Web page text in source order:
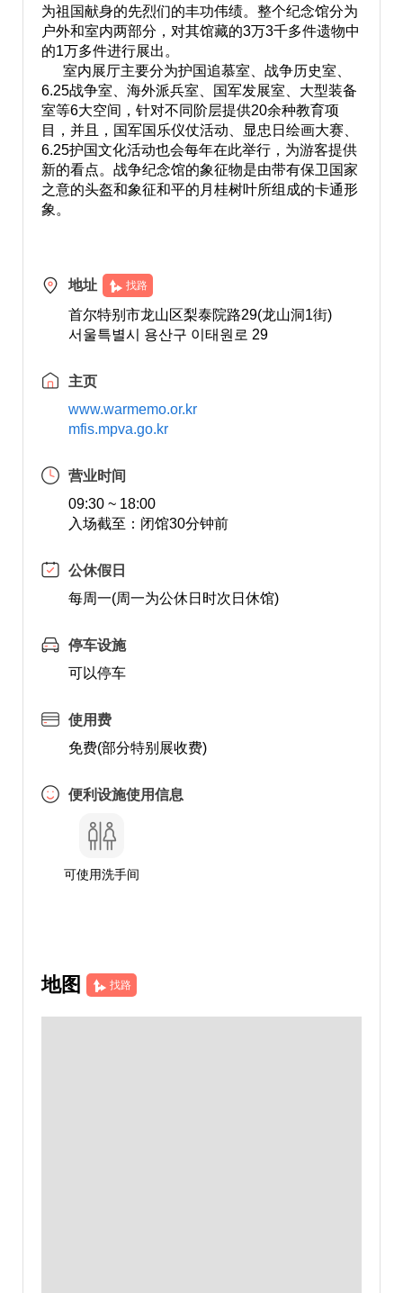
为祖国献身的先烈们的丰功伟绩。整个纪念馆分为
户外和室内两部分，对其馆藏的3万3千多件遗物中
的1万多件进行展出。
室内展厅主要分为护国追慕室、战争历史室、
6.25战争室、海外派兵室、国军发展室、大型装备
室等6大空间，针对不同阶层提供20余种教育项
目，并且，国军国乐仪仗活动、显忠日绘画大赛、
6.25护国文化活动也会每年在此举行，为游客提供
新的看点。战争纪念馆的象征物是由带有保卫国家
之意的头盔和象征和平的月桂树叶所组成的卡通形
象。
地址 找路
首尔特别市龙山区梨泰院路29(龙山洞1街)
서울특별시 용산구 이태원로 29
主页
www.warmemo.or.kr
mfis.mpva.go.kr
营业时间
09:30 ~ 18:00
入场截至：闭馆30分钟前
公休假日
每周一(周一为公休日时次日休馆)
停车设施
可以停车
使用费
免费(部分特别展收费)
便利设施使用信息
可使用洗手间
地图 找路